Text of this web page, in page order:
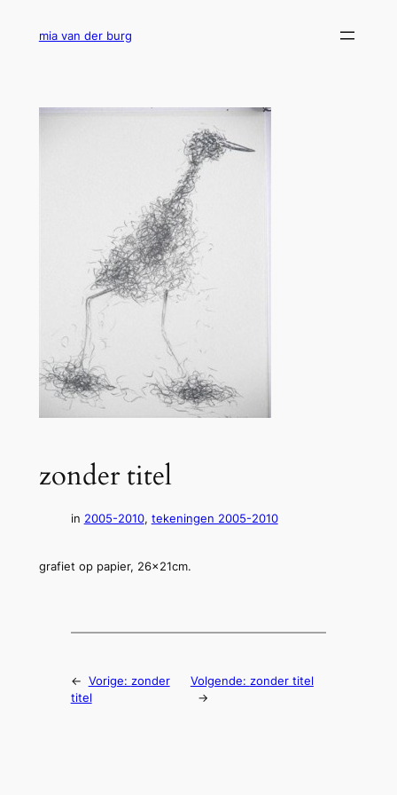
mia van der burg
zonder titel
in 2005-2010, tekeningen 2005-2010
grafiet op papier, 26x21cm.
← Vorige: zonder
titel
Volgende: zonder titel
→